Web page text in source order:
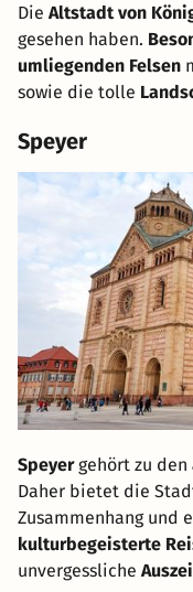
Die Altstadt von
gesehen haben.
umliegenden Felsen
sowie die tolle
Speyer
Speyergehört zu den
Daher bietet die
Zusammenhang und
kulturbegeisterte
unvergessliche